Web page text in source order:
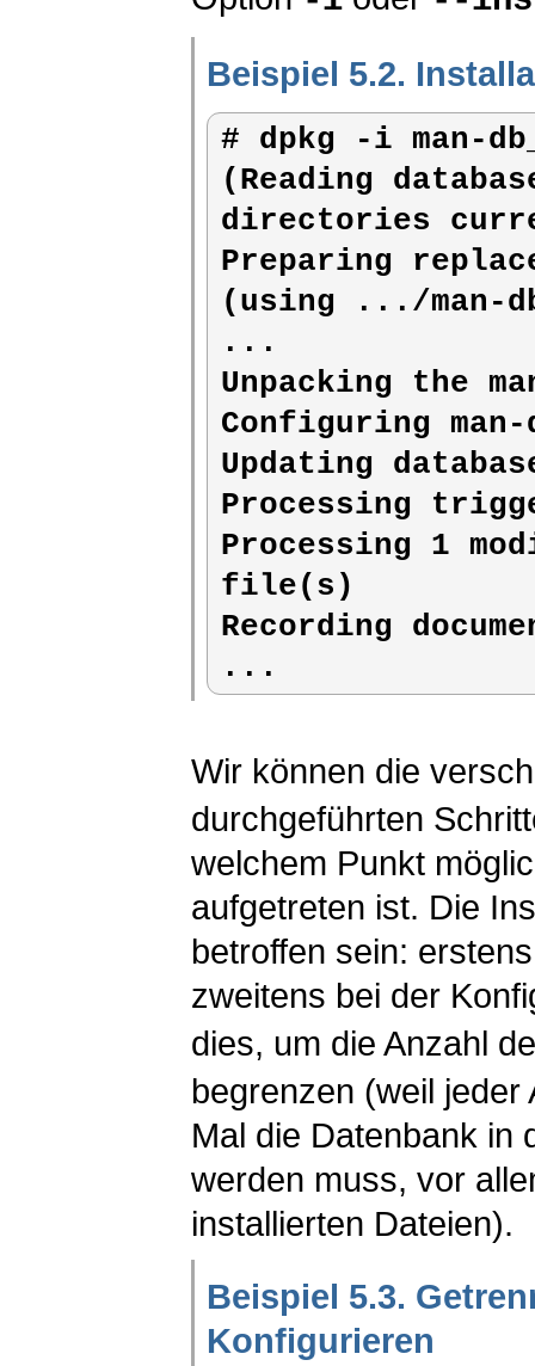
Beispiel 5.2.
# dpkg -i man-
(Reading
directories
Preparing
(using .../man-
...
Unpacking the
Configuring
Updating
Processing
Processing 1
file(s)
Recording
...
Wir können die
durchgeführten
welchem Punkt
aufgetreten ist. Die
betroffen sein:
zweitens bei der
dies, um die Anzahl
begrenzen (weil
Mal die Datenbank in
werden muss, vor
installierten Dateien).
Beispiel 5.3.
Konfigurieren